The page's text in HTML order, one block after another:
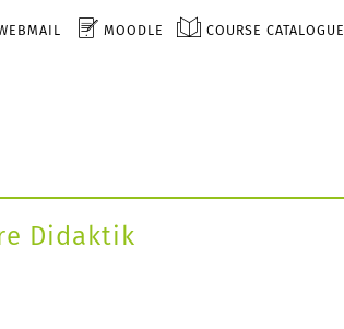
MOODLE COURSE CATALOGUE
Didaktik